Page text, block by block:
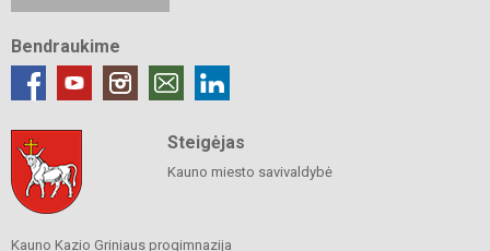
Bendraukime
Steigėjas
Kauno miesto savivaldybė
Kauno Kazio Griniaus progimnazija